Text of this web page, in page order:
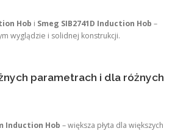
Hob i Smeg SIB2741D Induction Hob –
wyglądzie i solidnej konstrukcji.
parametrach i dla różnych
Induction Hob – większa płyta dla większych